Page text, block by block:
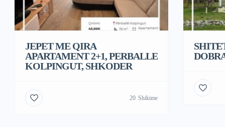
JEPET ME QIRA
APARTAMENT 2+1, PERBALLE
KOLPINGUT, SHKODER
20 Shikime